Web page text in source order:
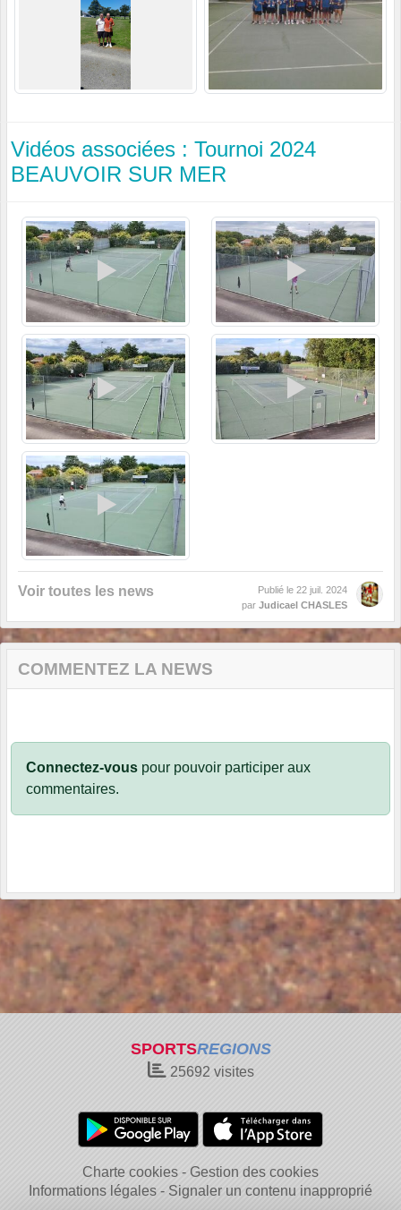
Vidéos associées : Tournoi 2024
BEAUVOIR SUR MER
Voir toutes les news Publié le 22 juil. 2024
par Judicael CHASLES
COMMENTEZ LA NEWS
Connectez-vous pour pouvoir participer aux
commentaires.
SPORTSREGIONS
25692 visites
Charte cookies
Gestion des cookies
Informations légales
Signaler un contenu inapproprié